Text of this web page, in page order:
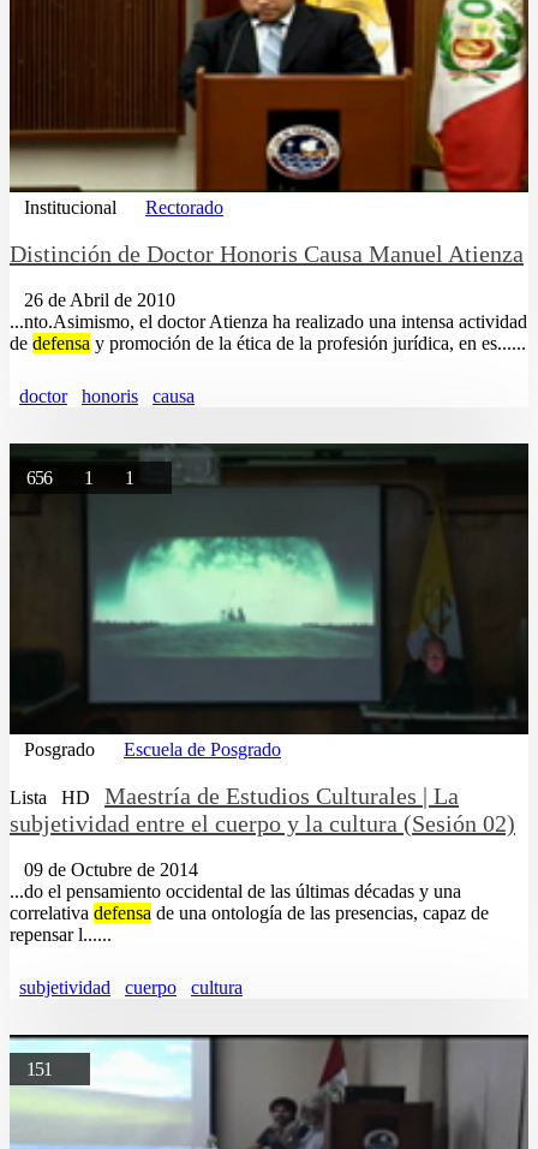
Institucional Rectorado
Distinción de Doctor Honoris Causa Manuel Atienza
26 de Abril de 2010
...nto.Asimismo, el doctor Atienza ha realizado una intensa actividad
de defensa y promoción de la ética de la profesión jurídica, en es......
doctor honoris causa
656 1 1
Posgrado Escuela de Posgrado
Lista HD
Maestría de Estudios Culturales | La
subjetividad entre el cuerpo y la cultura (Sesión 02)
09 de Octubre de 2014
...do el pensamiento occidental de las últimas décadas y una
correlativa defensa de una ontología de las presencias, capaz de
repensar l......
subjetividad cuerpo cultura
151